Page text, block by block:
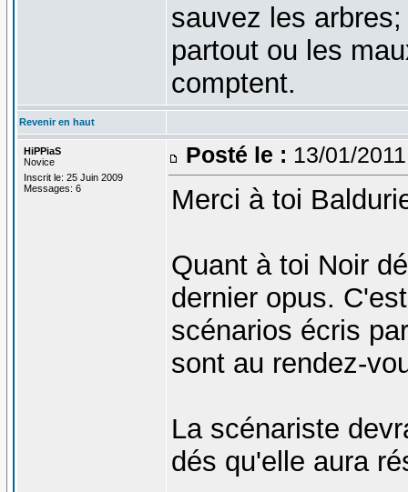
sauvez les
partout ou les
comptent.
Revenir en haut
HiPPiaS
Novice
Inscrit le: 25 Juin 2009
Messages: 6
Posté le : 13/01/
Merci à toi
Quant à toi Noir
dernier opus.
scénarios écris
sont au rendez-
La scénariste
dés qu'elle aura